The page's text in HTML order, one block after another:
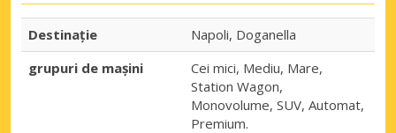
Destinaţie
Napoli, Doganella
grupuri de mașini
Cei mici, Mediu, Mare,
Station Wagon,
Monovolume, SUV, Automat,
Premium.